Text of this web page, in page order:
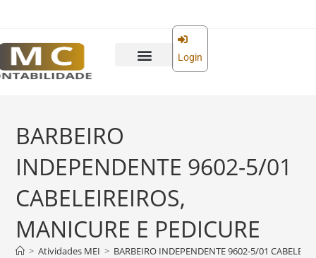
Login
BARBEIRO
INDEPENDENTE 9602-5/01
CABELEIREIROS,
MANICURE E PEDICURE
> Atividades MEI > BARBEIRO INDEPENDENTE 9602-5/01